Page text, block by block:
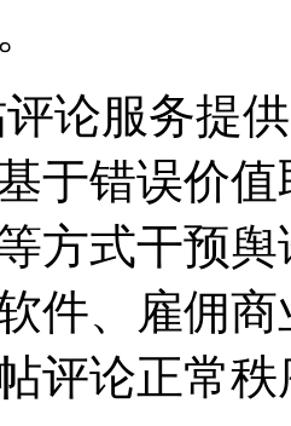
论服务提
于错误价
方式干预
件、雇佣
评论正常